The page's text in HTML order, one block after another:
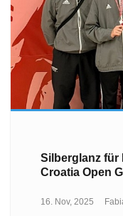
Silberglanz für
Croatia Open
16. Nov, 2025